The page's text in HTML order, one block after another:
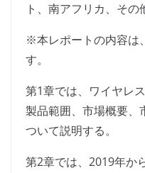
ト、南アフリカ、その
※本レポートの内容は
す。
第1章では、ワイヤレ
製品範囲、市場概要、
ついて説明する。
第2章では、2019年か